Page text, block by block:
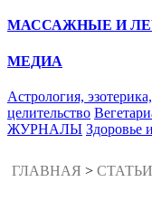
МАССАЖНЫЕ И
МЕДИА
Астрология,
целительство
ЖУРНАЛЫ Здоровье
ГЛАВНАЯ > СТАТЬИ